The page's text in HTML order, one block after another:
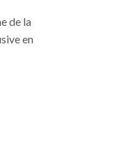
de la
en